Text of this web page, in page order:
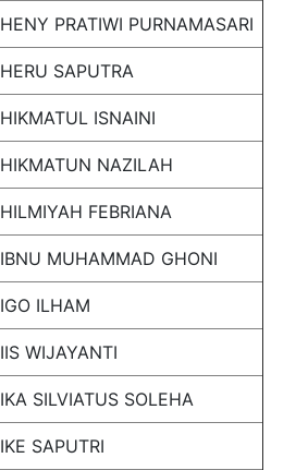
HENY PRATIWI PURNAMASARI
HERU SAPUTRA
HIKMATUL ISNAINI
HIKMATUN NAZILAH
HILMIYAH FEBRIANA
IBNU MUHAMMAD GHONI
IGO ILHAM
IIS WIJAYANTI
IKA SILVIATUS SOLEHA
IKE SAPUTRI